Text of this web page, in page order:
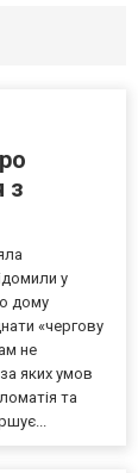
з
у
дому
«чергову
не
за яких умов
та